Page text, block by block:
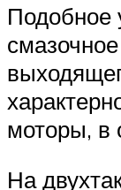
Подобное
моторы, в
На